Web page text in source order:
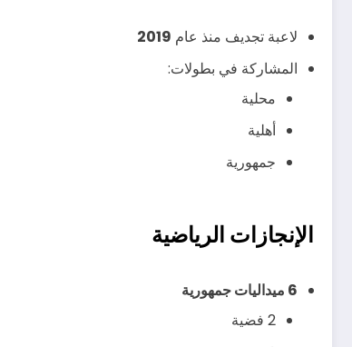
لاعبة تجديف منذ عام 2019
المشاركة في بطولات:
محلية
أهلية
جمهورية
الإنجازات الرياضية
6 ميداليات جمهورية
2 فضية